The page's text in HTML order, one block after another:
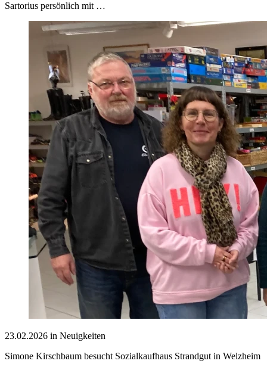
Sartorius persönlich mit …
23.02.2026 in Neuigkeiten
Simone Kirschbaum besucht Sozialkaufhaus Strandgut in Welzheim